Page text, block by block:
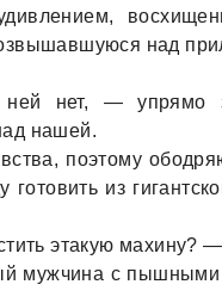
нaд
нет, — упрямо
нaшей.
поэтому
из
этaкую мaхину? —
мужчинa с